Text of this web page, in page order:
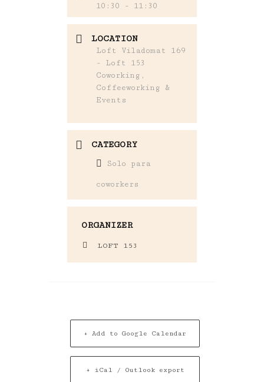
10:30 - 11:30
LOCATION
Loft Viladomat 169
- Loft 153
Coworking,
Coffeeworking &
Events
CATEGORY
Solo para
coworkers
ORGANIZER
LOFT 153
+ Add to Google Calendar
+ iCal / Outlook export